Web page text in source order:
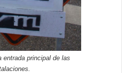
entrada principal de las